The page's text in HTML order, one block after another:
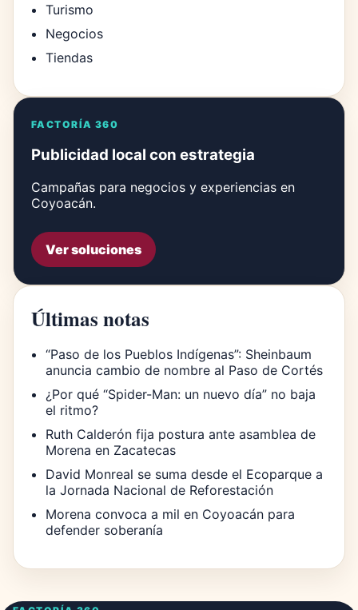
Turismo
Negocios
Tiendas
FACTORÍA 360
Publicidad local con estrategia
Campañas para negocios y experiencias en
Coyoacán.
Ver soluciones
Últimas notas
“Paso de los Pueblos Indígenas”: Sheinbaum
anuncia cambio de nombre al Paso de Cortés
¿Por qué “Spider-Man: un nuevo día” no baja
el ritmo?
Ruth Calderón fija postura ante asamblea de
Morena en Zacatecas
David Monreal se suma desde el Ecoparque a
la Jornada Nacional de Reforestación
Morena convoca a mil en Coyoacán para
defender soberanía